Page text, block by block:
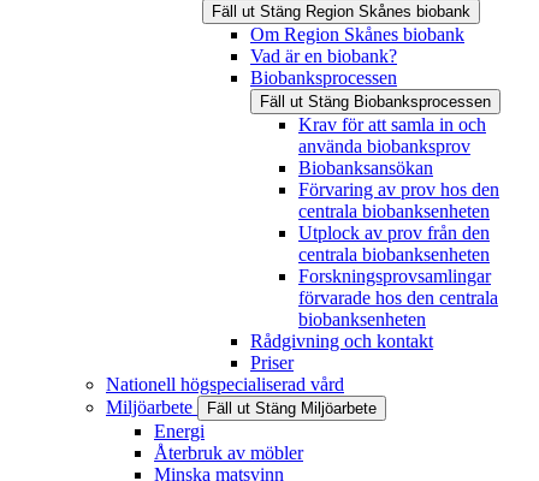
Fäll ut Stäng Region Skånes biobank
Om Region Skånes biobank
Vad är en biobank?
Biobanksprocessen
Fäll ut Stäng Biobanksprocessen
Krav för att samla in och
använda biobanksprov
Biobanksansökan
Förvaring av prov hos den
centrala biobanksenheten
Utplock av prov från den
centrala biobanksenheten
Forskningsprovsamlingar
förvarade hos den centrala
biobanksenheten
Rådgivning och kontakt
Priser
Nationell högspecialiserad vård
Miljöarbete
Fäll ut Stäng Miljöarbete
Energi
Återbruk av möbler
Minska matsvinn